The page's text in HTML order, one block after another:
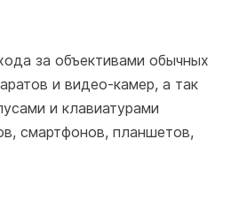
за объективами обычных
и видео-камер, а так
и клавиатурами
смартфонов, планшетов,